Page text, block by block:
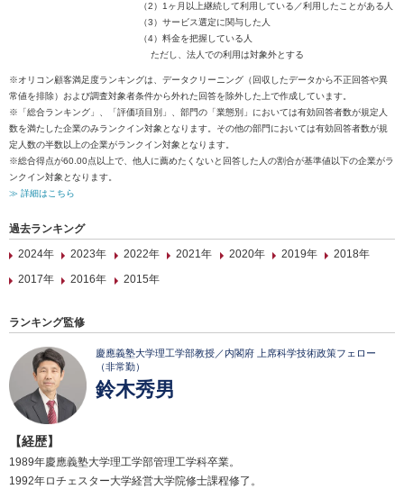
（2）1ヶ月以上継続して利用している／利用したことがある人
（3）サービス選定に関与した人
（4）料金を把握している人
ただし、法人での利用は対象外とする
※オリコン顧客満足度ランキングは、データクリーニング（回収したデータから不正回答や異
常値を排除）および調査対象者条件から外れた回答を除外した上で作成しています。
※「総合ランキング」、「評価項目別」、部門の「業態別」においては有効回答者数が規定人
数を満たした企業のみランクイン対象となります。その他の部門においては有効回答者数が規
定人数の半数以上の企業がランクイン対象となります。
※総合得点が60.00点以上で、他人に薦めたくないと回答した人の割合が基準値以下の企業がラ
ンクイン対象となります。
≫ 詳細はこちら
過去ランキング
2024年
2023年 2022年 2021年 2020年 2019年
2018年
2017年
2016年 2015年
ランキング監修
慶應義塾大学理工学部教授／内閣府 上席科学技術政策フェロー
（非常勤）
鈴木秀男
【経歴】
1989年慶應義塾大学理工学部管理工学科卒業。
1992年ロチェスター大学経営大学院修士課程修了。